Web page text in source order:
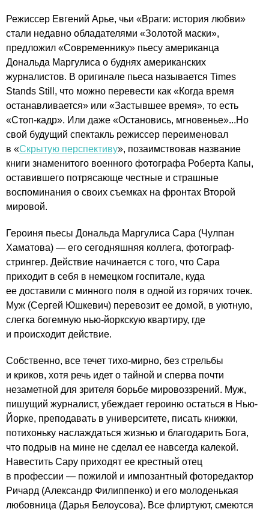
Режиссер Евгений Арье, чьи «Враги: история любви»
стали недавно обладателями «Золотой маски»,
предложил «Современнику» пьесу американца
Дональда Маргулиса о буднях американских
журналистов. В оригинале пьеса называется Times
Stands Still, что можно перевести как «Когда время
останавливается» или «Застывшее время», то есть
«Стоп-кадр». Или даже «Остановись, мгновенье»...Но
свой будущий спектакль режиссер переименовал
в «Скрытую перспективу», позаимствовав название
книги знаменитого военного фотографа Роберта Капы,
оставившего потрясающе честные и страшные
воспоминания о своих съемках на фронтах Второй
мировой.
Героиня пьесы Дональда Маргулиса Сара (Чулпан
Хаматова) — его сегодняшняя коллега, фотограф-
стрингер. Действие начинается с того, что Сара
приходит в себя в немецком госпитале, куда
ее доставили с минного поля в одной из горячих точек.
Муж (Сергей Юшкевич) перевозит ее домой, в уютную,
слегка богемную нью-йоркскую квартиру, где
и происходит действие.
Собственно, все течет тихо-мирно, без стрельбы
и криков, хотя речь идет о тайной и сперва почти
незаметной для зрителя борьбе мировоззрений. Муж,
пишущий журналист, убеждает героиню остаться в Нью-
Йорке, преподавать в университете, писать книжки,
потихоньку наслаждаться жизнью и благодарить Бога,
что подрыв на мине не сделал ее навсегда калекой.
Навестить Сару приходят ее крестный отец
в профессии — пожилой и импозантный фоторедактор
Ричард (Александр Филиппенко) и его молоденькая
любовница (Дарья Белоусова). Все флиртуют, смеются